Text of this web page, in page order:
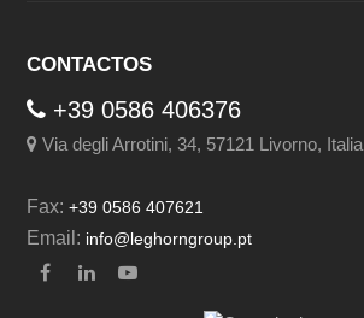
CONTACTOS
+39 0586 406376
Via degli Arrotini, 34, 57121 Livorno, Italia
Fax:+39 0586 407621
Email: info@leghorngroup.pt
Facebook
LinkedInYouTube